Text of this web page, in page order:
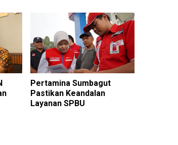
Pertamina Sumbagut
Pastikan Keandalan
Layanan SPBU